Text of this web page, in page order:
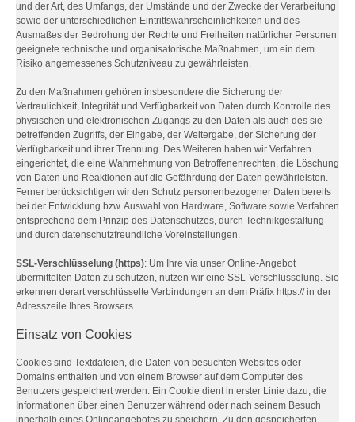
und der Art, des Umfangs, der Umstände und der Zwecke der Verarbeitung
sowie der unterschiedlichen Eintrittswahrscheinlichkeiten und des
Ausmaßes der Bedrohung der Rechte und Freiheiten natürlicher Personen
geeignete technische und organisatorische Maßnahmen, um ein dem
Risiko angemessenes Schutzniveau zu gewährleisten.
Zu den Maßnahmen gehören insbesondere die Sicherung der
Vertraulichkeit, Integrität und Verfügbarkeit von Daten durch Kontrolle des
physischen und elektronischen Zugangs zu den Daten als auch des sie
betreffenden Zugriffs, der Eingabe, der Weitergabe, der Sicherung der
Verfügbarkeit und ihrer Trennung. Des Weiteren haben wir Verfahren
eingerichtet, die eine Wahrnehmung von Betroffenenrechten, die Löschung
von Daten und Reaktionen auf die Gefährdung der Daten gewährleisten.
Ferner berücksichtigen wir den Schutz personenbezogener Daten bereits
bei der Entwicklung bzw. Auswahl von Hardware, Software sowie Verfahren
entsprechend dem Prinzip des Datenschutzes, durch Technikgestaltung
und durch datenschutzfreundliche Voreinstellungen.
SSL-Verschlüsselung (https): Um Ihre via unser Online-Angebot
übermittelten Daten zu schützen, nutzen wir eine SSL-Verschlüsselung. Sie
erkennen derart verschlüsselte Verbindungen an dem Präfix https:// in der
Adresszeile Ihres Browsers.
Einsatz von Cookies
Cookies sind Textdateien, die Daten von besuchten Websites oder
Domains enthalten und von einem Browser auf dem Computer des
Benutzers gespeichert werden. Ein Cookie dient in erster Linie dazu, die
Informationen über einen Benutzer während oder nach seinem Besuch
innerhalb eines Onlineangebotes zu speichern. Zu den gespeicherten